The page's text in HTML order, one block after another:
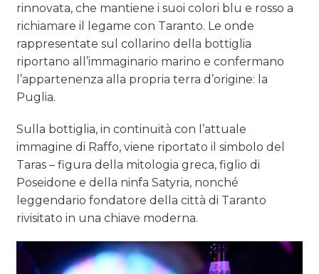
rinnovata, che mantiene i suoi colori blu e rosso a
richiamare il legame con Taranto. Le onde
rappresentate sul collarino della bottiglia
riportano all’immaginario marino e confermano
l’appartenenza alla propria terra d’origine: la
Puglia.
Sulla bottiglia, in continuità con l’attuale
immagine di Raffo, viene riportato il simbolo del
Taras – figura della mitologia greca, figlio di
Poseidone e della ninfa Satyria, nonché
leggendario fondatore della città di Taranto
rivisitato in una chiave moderna.